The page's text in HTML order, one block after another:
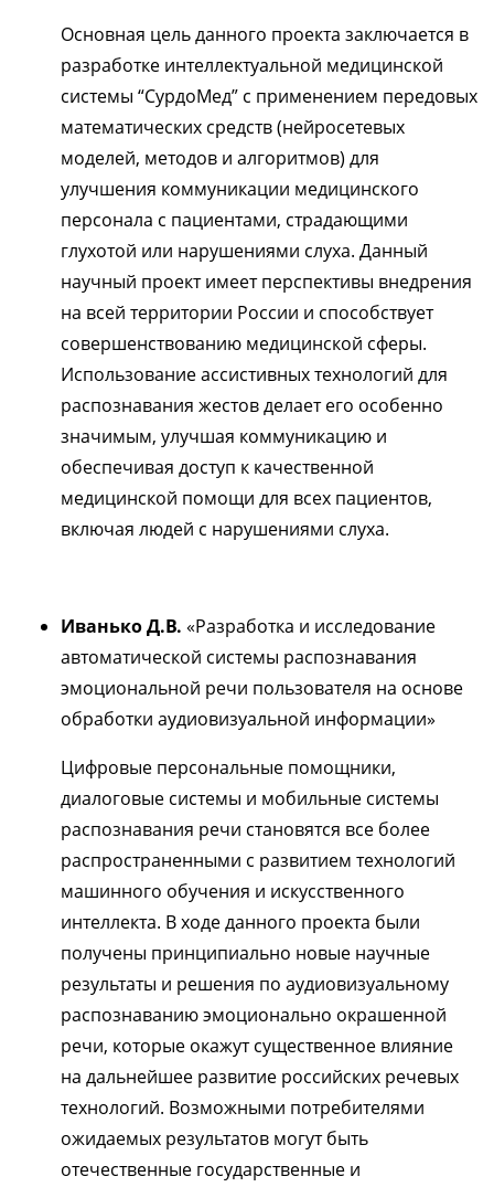
Основная цель данного проекта заключается в
разработке интеллектуальной медицинской
системы “СурдоМед” с применением передовых
математических средств (нейросетевых
моделей, методов и алгоритмов) для
улучшения коммуникации медицинского
персонала с пациентами, страдающими
глухотой или нарушениями слуха. Данный
научный проект имеет перспективы внедрения
на всей территории России и способствует
совершенствованию медицинской сферы.
Использование ассистивных технологий для
распознавания жестов делает его особенно
значимым, улучшая коммуникацию и
обеспечивая доступ к качественной
медицинской помощи для всех пациентов,
включая людей с нарушениями слуха.
Иванько Д.В. «Разработка и исследование
автоматической системы распознавания
эмоциональной речи пользователя на основе
обработки аудиовизуальной информации»
Цифровые персональные помощники,
диалоговые системы и мобильные системы
распознавания речи становятся все более
распространенными с развитием технологий
машинного обучения и искусственного
интеллекта. В ходе данного проекта были
получены принципиально новые научные
результаты и решения по аудиовизуальному
распознаванию эмоционально окрашенной
речи, которые окажут существенное влияние
на дальнейшее развитие российских речевых
технологий. Возможными потребителями
ожидаемых результатов могут быть
отечественные государственные и